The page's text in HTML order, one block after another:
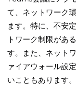
て、ネットワーク
ます。特に、不安
トワーク制限があ
す。また、ネット
ァイアウォール設
いこともあります